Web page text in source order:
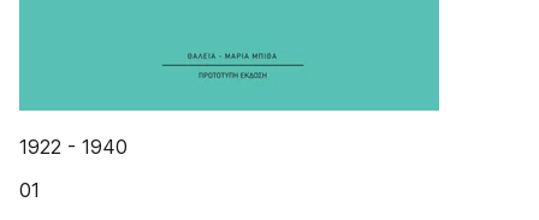
1922 - 1940
01